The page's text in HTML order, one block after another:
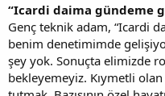
“Icardi daima gündeme
Genç teknik adam, “Icardi
benim denetimimde
şey yok. Sonuçta elimizde
bekleyemeyiz. Kıymetli